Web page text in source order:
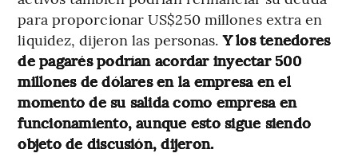
para proporcionar US$250 millones extra en
liquidez, dijeron las personas. Y los tenedores
de pagarés podrían acordar inyectar 500
millones de dólares en la empresa en el
momento de su salida como empresa en
funcionamiento, aunque esto sigue siendo
objeto de discusión, dijeron.